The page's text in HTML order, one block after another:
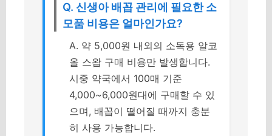
Q. 신생아 배꼽 관리에 필요한 소
모품 비용은 얼마인가요?
A. 약 5,000원 내외의 소독용 알코
올 스왑 구매 비용만 발생합니다.
시중 약국에서 100매 기준
4,000~6,000원대에 구매할 수 있
으며, 배꼽이 떨어질 때까지 충분
히 사용 가능합니다.